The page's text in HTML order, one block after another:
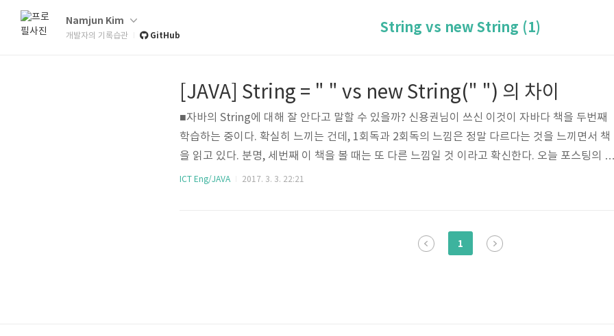
Namjun Kim
개발자의 기록습관 GitHub String vs new String (1)
[JAVA] String = " " vs new String(" ") 의 차이
■자바의 String에 대해 잘 안다고 말할 수 있을까? 신용권님이 쓰신 이것이 자바다 책을 두번째
학습하는 중이다. 확실히 느끼는 건데, 1회독과 2회독의 느낌은 정말 다르다는 것을 느끼면서 책
을 읽고 있다. 분명, 세번째 이 책을 볼 때는 또 다른 느낌일 것 이라고 확신한다. 오늘 포스팅의 주
제는 Java의 String이다. 과연, 웹 개발자를 목표로 Java를 공부하고 있는 내가 자바의 String에
ICT Eng/JAVA 2017. 3. 3. 22:21
1